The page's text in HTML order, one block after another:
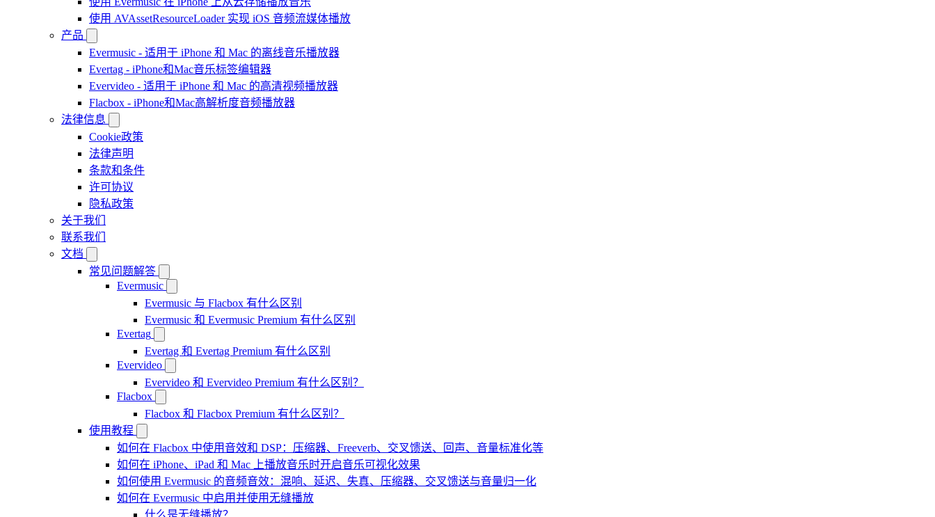
使用 AVAssetResourceLoader 实现 iOS 音频流媒体播放
产品
Evermusic - 适用于 iPhone 和 Mac 的离线音乐播放器
Evertag - iPhone和Mac音乐标签编辑器
Evervideo - 适用于 iPhone 和 Mac 的高清视频播放器
Flacbox - iPhone和Mac高解析度音频播放器
法律信息
Cookie政策
法律声明
条款和条件
许可协议
隐私政策
关于我们
联系我们
文档
常见问题解答
Evermusic
Evermusic 与 Flacbox 有什么区别
Evermusic 和 Evermusic Premium 有什么区别
Evertag
Evertag 和 Evertag Premium 有什么区别
Evervideo
Evervideo 和 Evervideo Premium 有什么区别？
Flacbox
Flacbox 和 Flacbox Premium 有什么区别？
使用教程
如何在 Flacbox 中使用音效和 DSP：压缩器、Freeverb、交叉馈送、回声、音量标准化等
如何在 iPhone、iPad 和 Mac 上播放音乐时开启音乐可视化效果
如何使用 Evermusic 的音频音效：混响、延迟、失真、压缩器、交叉馈送与音量归一化
如何在 Evermusic 中启用并使用无缝播放
什么是无缝播放？